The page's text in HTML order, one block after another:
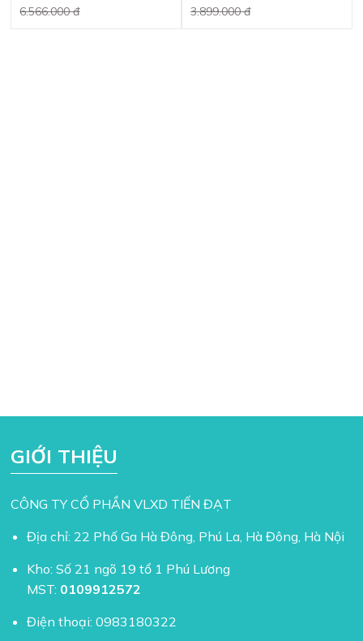
6.566.000 đ 3.899.000 đ
GIỚI THIỆU
CÔNG TY CỔ PHẦN VLXD TIẾN ĐẠT
Địa chỉ: 22 Phố Ga Hà Đông, Phú La, Hà Đông, Hà Nội
Kho: Số 21 ngõ 19 tổ 1 Phú Lương
MST: 0109912572
Điện thoại:0983180322